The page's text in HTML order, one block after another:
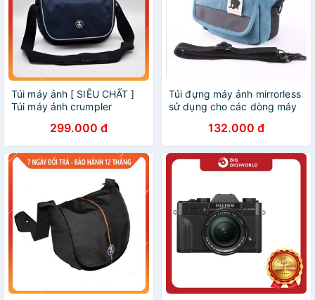
Túi máy ảnh [ SIÊU CHẤT ]
Túi máy ảnh crumpler
299.000 đ
Túi đựng máy ảnh mirrorless
sử dụng cho các dòng máy
máy film...kèm với lens kit
132.000 đ